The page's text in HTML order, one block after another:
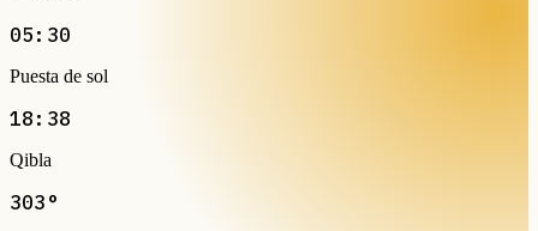
05:30
Puesta de sol
18:38
Qibla
303°